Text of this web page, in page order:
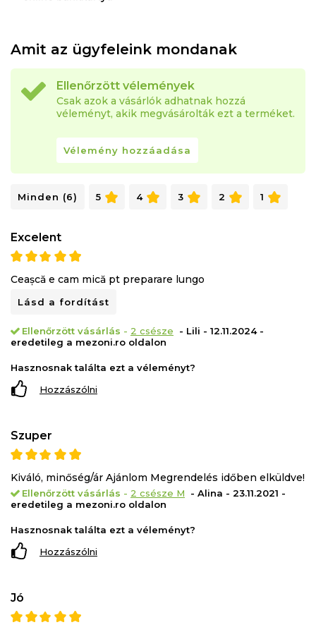
Amit az ügyfeleink mondanak
Ellenőrzött vélemények
Csak azok a vásárlók adhatnak hozzá
véleményt, akik megvásárolták ezt a terméket.
Vélemény hozzáadása
Minden (6) 5 4 3 2 1
Excelent
Ceașcă e cam mică pt preparare lungo
Lásd a fordítást
Ellenőrzött vásárlás - 2 csésze
- Lili - 12.11.2024 -
eredetileg a mezoni.ro oldalon
Hasznosnak találta ezt a véleményt?
Hozzászólni
Szuper
Kiváló, minőség/ár Ajánlom Megrendelés időben elküldve!
Ellenőrzött vásárlás - 2 csésze M
- Alina - 23.11.2021 -
eredetileg a mezoni.ro oldalon
Hasznosnak találta ezt a véleményt?
Hozzászólni
Jó